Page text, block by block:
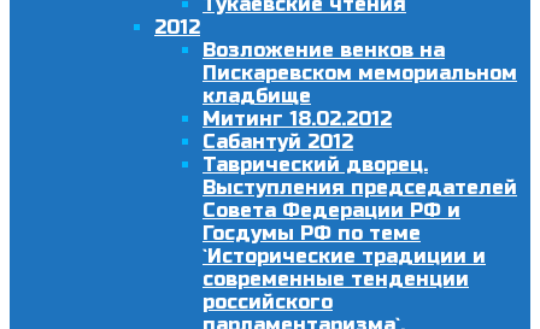
2012
Возложение венков на
Пискаревском мемориальном
кладбище
Митинг 18.02.2012
Сабантуй 2012
Таврический дворец.
Выступления председателей
Совета Федерации РФ и
Госдумы РФ по теме
`Исторические традиции и
современные тенденции
российского